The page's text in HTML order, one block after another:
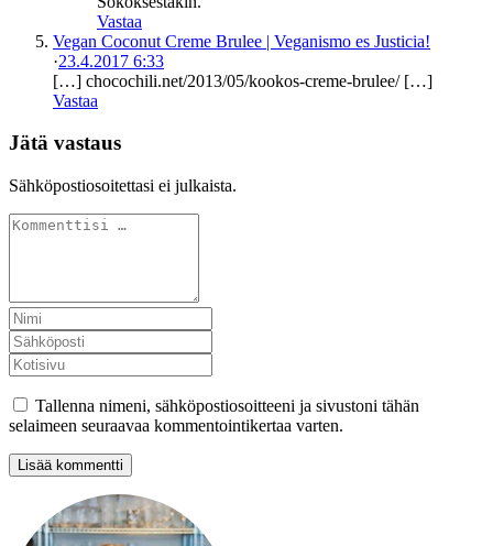
Vastaa
Vegan Coconut Creme Brulee | Veganismo es Justicia!
·23.4.2017 6:33
[…] chocochili.net/2013/05/kookos-creme-brulee/ […]
Vastaa
Jätä vastaus
Sähköpostiosoitettasi ei julkaista.
Tallenna nimeni, sähköpostiosoitteeni ja sivustoni tähän
selaimeen seuraavaa kommentointikertaa varten.